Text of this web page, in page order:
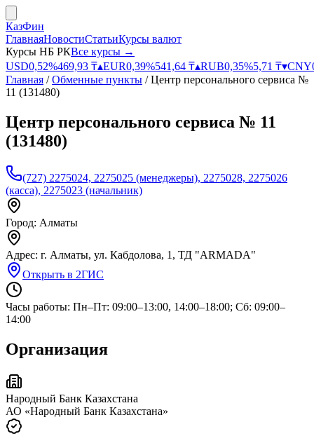
КазФин
ГлавнаяНовостиСтатьиКурсы валют
Курсы НБ РКВсе курсы →
USD0,52%469,93 ₸▴EUR0,39%541,64 ₸▴RUB0,35%5,71 ₸▾CNY
Главная /Обменные пункты /Центр персонального сервиса №
11 (131480)
Центр персонального сервиса № 11
(131480)
(727) 2275024, 2275025 (менеджеры), 2275028, 2275026
(касса), 2275023 (начальник)
Город: Алматы
Адрес: г. Алматы, ул. Кабдолова, 1, ТД "ARMADA"
Открыть в 2ГИС
Часы работы: Пн–Пт: 09:00–13:00, 14:00–18:00; Сб: 09:00–
14:00
Организация
Народный Банк Казахстана
АО «Народный Банк Казахстана»